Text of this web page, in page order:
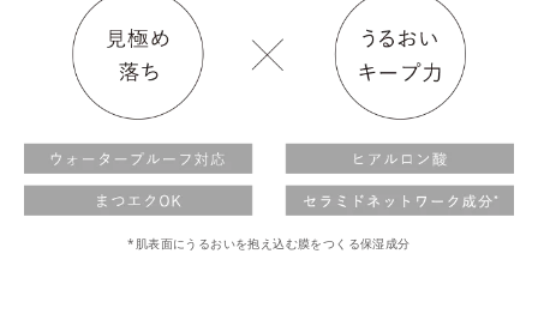
*肌表面にうるおいを抱え込む膜をつくる保湿成分